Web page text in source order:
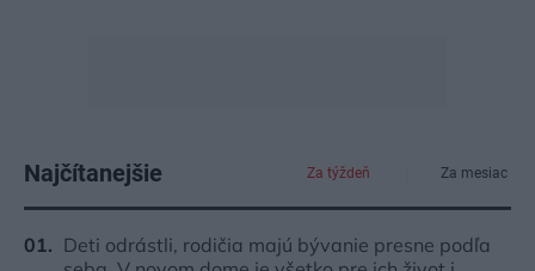
Najčítanejšie Za týždeň Za mesiac
Deti odrástli, rodičia majú bývanie presne podľa